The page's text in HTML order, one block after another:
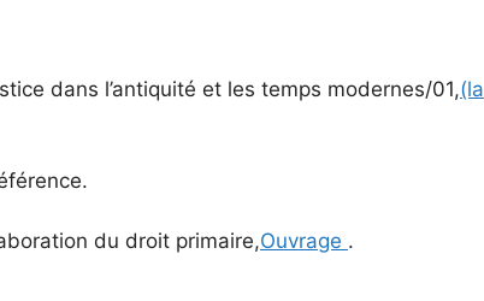
dans l’antiquité et les temps modernes/01,(la
du droit primaire,Ouvrage .